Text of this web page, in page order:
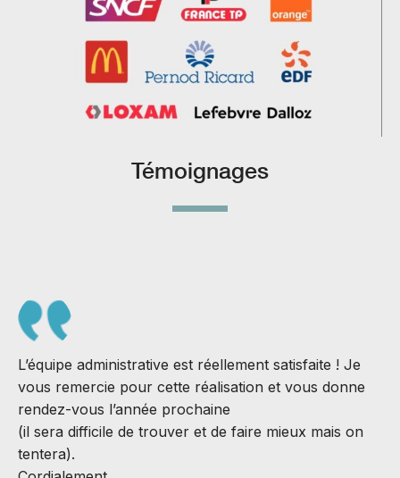
Témoignages
L’équipe administrative est réellement satisfaite ! Je
vous remercie pour cette réalisation et vous donne
rendez-vous l’année prochaine
(il sera difficile de trouver et de faire mieux mais on
tentera).